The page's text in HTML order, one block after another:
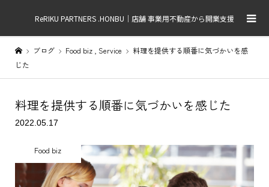
ReRIKU PARTNERS .HONBU｜店舗 事業用不動産から開業支援
ブログ Food biz Service
料理を提供する順番に気づかいを感
じた
料理を提供する順番に気づかいを感じた
2022.05.17
Food biz